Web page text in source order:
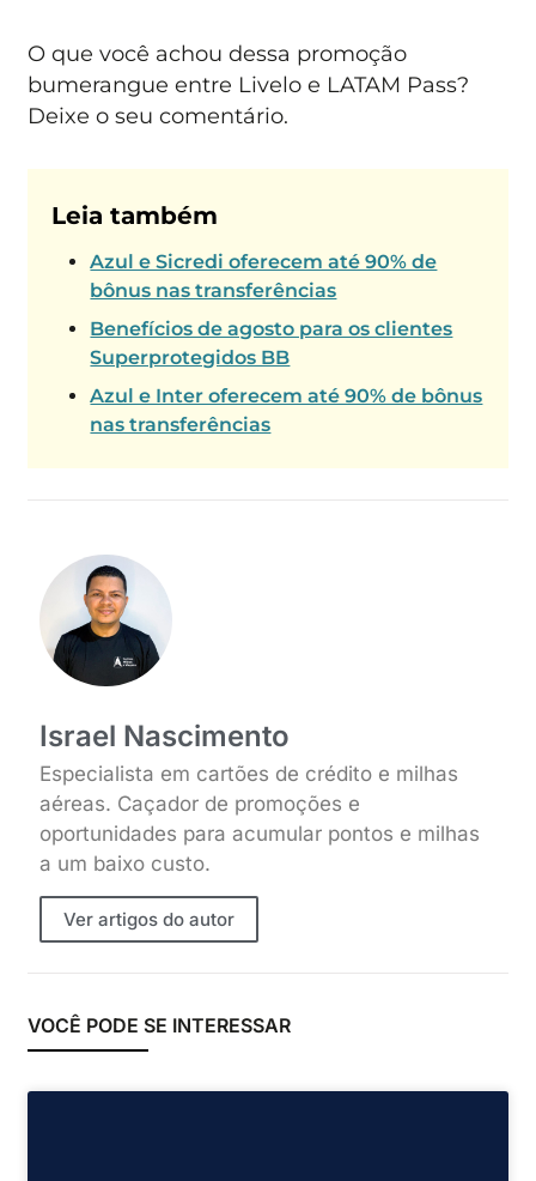
O que você achou dessa promoção
bumerangue entre Livelo e LATAM Pass?
Deixe o seu comentário.
Leia também
Azul e Sicredi oferecem até 90% de
bônus nas transferências
Benefícios de agosto para os clientes
Superprotegidos BB
Azul e Inter oferecem até 90% de bônus
nas transferências
Israel Nascimento
Especialista em cartões de crédito e milhas
aéreas. Caçador de promoções e
oportunidades para acumular pontos e milhas
a um baixo custo.
Ver artigos do autor
VOCÊ PODE SE INTERESSAR